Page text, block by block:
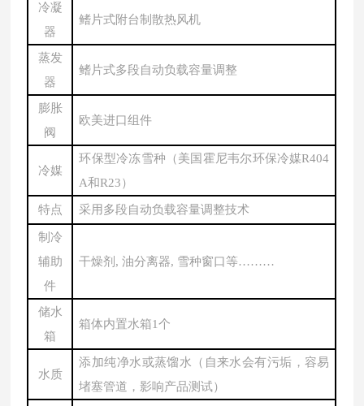
冷凝
器
鳍片式附台制散热风机
蒸发
器
鳍片式多段自动负载容量调整
膨胀
阀
欧美进口组件
冷媒
环保型冷冻雪种（美国霍尼韦尔环保冷媒R404
A和R23）
特点 采用多段自动负载容量调整技术
制冷
辅助
件
干燥剂 , 油分离器, 雪种窗口等………
储水
箱
箱体内置水箱1个
水质
添加纯净水或蒸馏水（自来水会有污垢，容易
堵塞管道，影响产品测试）